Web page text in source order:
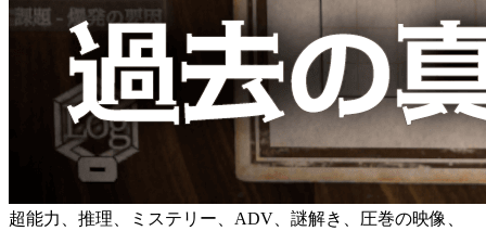
超能力、推理、ミステリー、ADV、謎解き、圧巻の映像、